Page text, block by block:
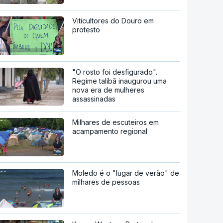
Viticultores do Douro em
protesto
"O rosto foi desfigurado".
Regime talibã inaugurou uma
nova era de mulheres
assassinadas
Milhares de escuteiros em
acampamento regional
Moledo é o "lugar de verão" de
milhares de pessoas